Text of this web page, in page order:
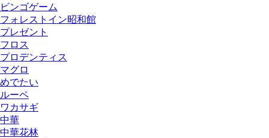
ビンゴゲーム
フォレストイン昭和館
プレゼント
フロス
プロデンティス
マグロ
めでたい
ルーペ
ワカサギ
中華
中華花林